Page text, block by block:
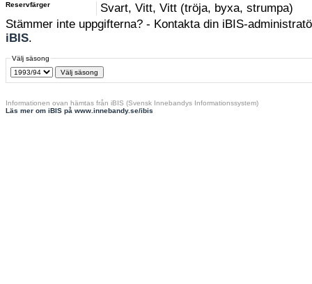
Reservfärger
Svart, Vitt, Vitt (tröja, byxa, strumpa)
Stämmer inte uppgifterna? - Kontakta din iBIS-
iBIS.
Välj säsong
Informationen ovan hämtas från iBIS (Svensk Innebandys Informationssystem)
Läs mer om iBIS på www.innebandy.se/ibis